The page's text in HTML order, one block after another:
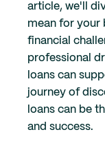
article, we'll
mean for your
financial
professional
loans can
journey of
loans can be
and success.